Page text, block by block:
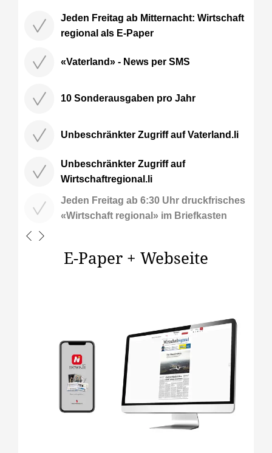
Jeden Freitag ab Mitternacht: Wirtschaft
regional als E-Paper
«Vaterland» - News per SMS
10 Sonderausgaben pro Jahr
Unbeschränkter Zugriff auf Vaterland.li
Unbeschränkter Zugriff auf
Wirtschaftregional.li
Jeden Freitag ab 6:30 Uhr druckfrisches
«Wirtschaft regional» im Briefkasten
E-Paper + Webseite